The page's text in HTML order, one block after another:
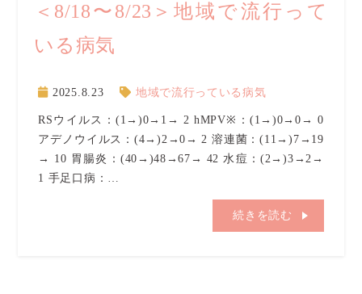
＜8/18〜8/23＞地域で流行って
いる病気
2025.8.23 地域で流行っている病気
RSウイルス：(1→)0→1→ 2 hMPV※：(1→)0→0→ 0
アデノウイルス：(4→)2→0→ 2 溶連菌：(11→)7→19
→ 10 胃腸炎：(40→)48→67→ 42 水痘：(2→)3→2→
1 手足口病：…
続きを読む